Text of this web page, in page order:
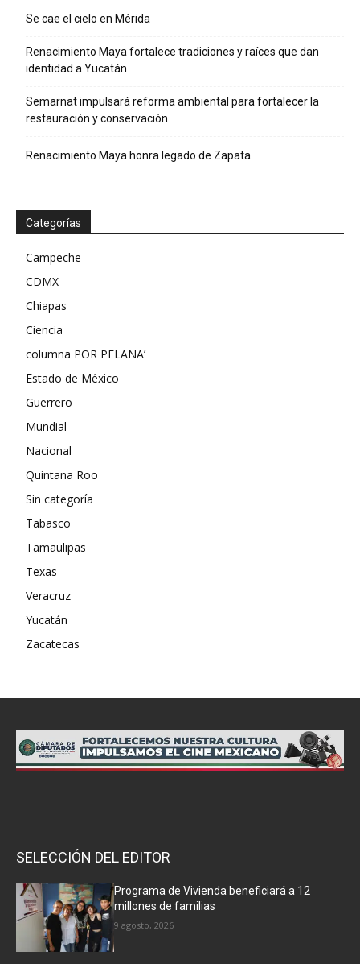
Se cae el cielo en Mérida
Renacimiento Maya fortalece tradiciones y raíces que dan
identidad a Yucatán
Semarnat impulsará reforma ambiental para fortalecer la
restauración y conservación
Renacimiento Maya honra legado de Zapata
Categorías
Campeche
CDMX
Chiapas
Ciencia
columna POR PELANA’
Estado de México
Guerrero
Mundial
Nacional
Quintana Roo
Sin categoría
Tabasco
Tamaulipas
Texas
Veracruz
Yucatán
Zacatecas
SELECCIÓN DEL EDITOR
Programa de Vivienda beneficiará a 12
millones de familias
9 agosto, 2026